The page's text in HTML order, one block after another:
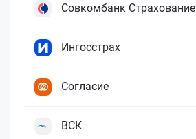
Совкомбанк Страхование
Ингосстрах
Согласие
ВСК